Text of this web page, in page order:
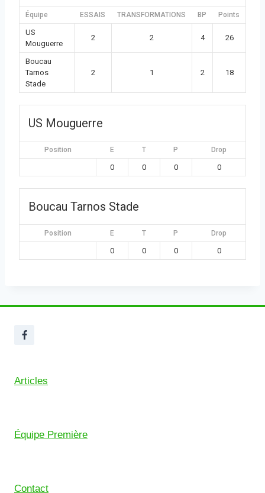
Équipe ESSAIS TRANSFORMATIONS BP Points
US
Mouguerre
2 2 4 26
Boucau
Tarnos
Stade
2 1 2 18
US Mouguerre
Position E T P Drop
0 0 0 0
Boucau Tarnos Stade
Position E T P Drop
0 0 0 0
Articles
Équipe Première
Contact